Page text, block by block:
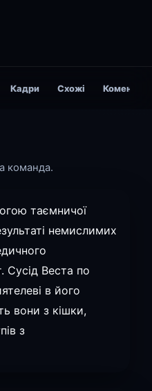
Кадри Схожі Коментарі
команда.
таємничої
немислимих
Сусід Веста по
в його
вони з кішки,
з